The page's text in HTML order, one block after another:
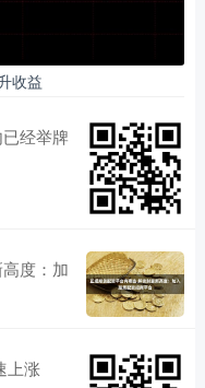
收益
经举牌
度：加
上涨